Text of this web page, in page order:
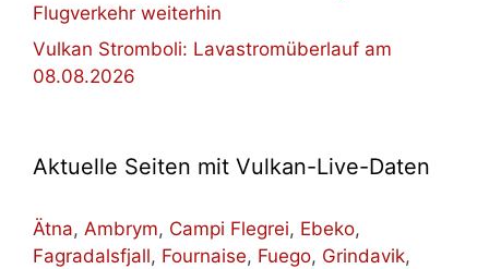
Flugverkehr weiterhin
Vulkan Stromboli: Lavastromüberlauf am
08.08.2026
Aktuelle Seiten mit Vulkan-Live-Daten
Ätna, Ambrym, Campi Flegrei, Ebeko,
Fagradalsfjall, Fournaise, Fuego, Grindavik,